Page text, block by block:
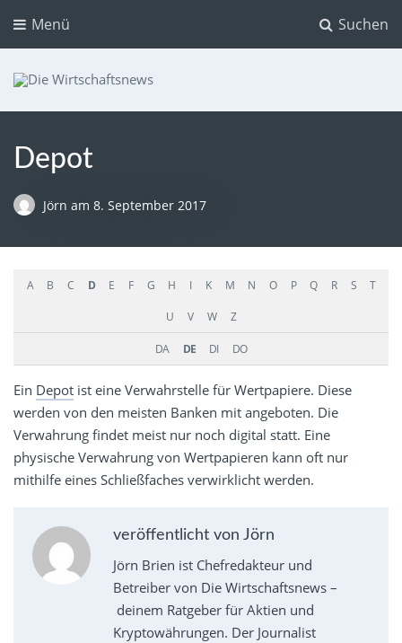
Suchen
Menü
Depot
Jörn am 8. September 2017
A B C D E F G H I K M N O P Q R S T
U V W Z
DA DE DI DO
Ein Depot ist eine Verwahrstelle für Wertpapiere. Diese
werden von den meisten Banken mit angeboten. Die
Verwahrung findet meist nur noch digital statt. Eine
physische Verwahrung von Wertpapieren kann oft nur
mithilfe eines Schließfaches verwirklicht werden.
veröffentlicht von Jörn
Jörn Brien ist Chefredakteur und
Betreiber von Die Wirtschaftsnews –
deinem Ratgeber für Aktien und
Kryptowährungen. Der Journalist